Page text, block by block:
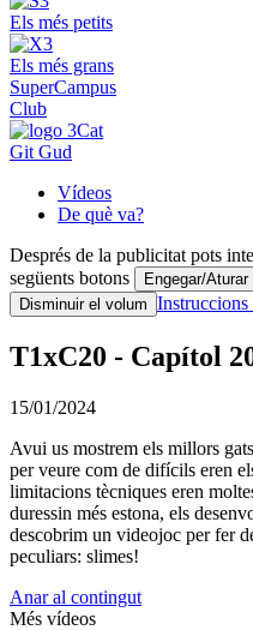
Els més petits
Els més grans
SuperCampus
Club
Git Gud
Vídeos
De què va?
Després de la publicitat pots
següents botons
Engegar/Aturar
Disminuir el volum Instruccions
T1xC20 - Capítol
15/01/2024
Avui us mostrem els millors
per veure com de difícils eren
limitacions tècniques eren
duressin més estona, els
descobrim un videojoc per fer
peculiars: slimes!
Anar al contingut
Més vídeos